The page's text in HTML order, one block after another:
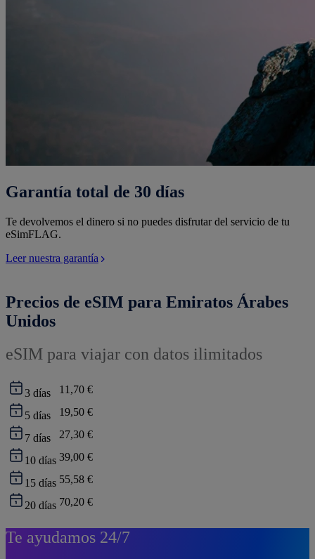
Garantía total de 30 días
Te devolvemos el dinero si no puedes disfrutar del servicio de tu
eSimFLAG.
Leer nuestra garantía
Precios de eSIM para Emiratos Árabes
Unidos
eSIM para viajar con datos ilimitados
3 días 11,70 €
5 días 19,50 €
7 días 27,30 €
10 días 39,00 €
15 días 55,58 €
20 días 70,20 €
Te ayudamos 24/7